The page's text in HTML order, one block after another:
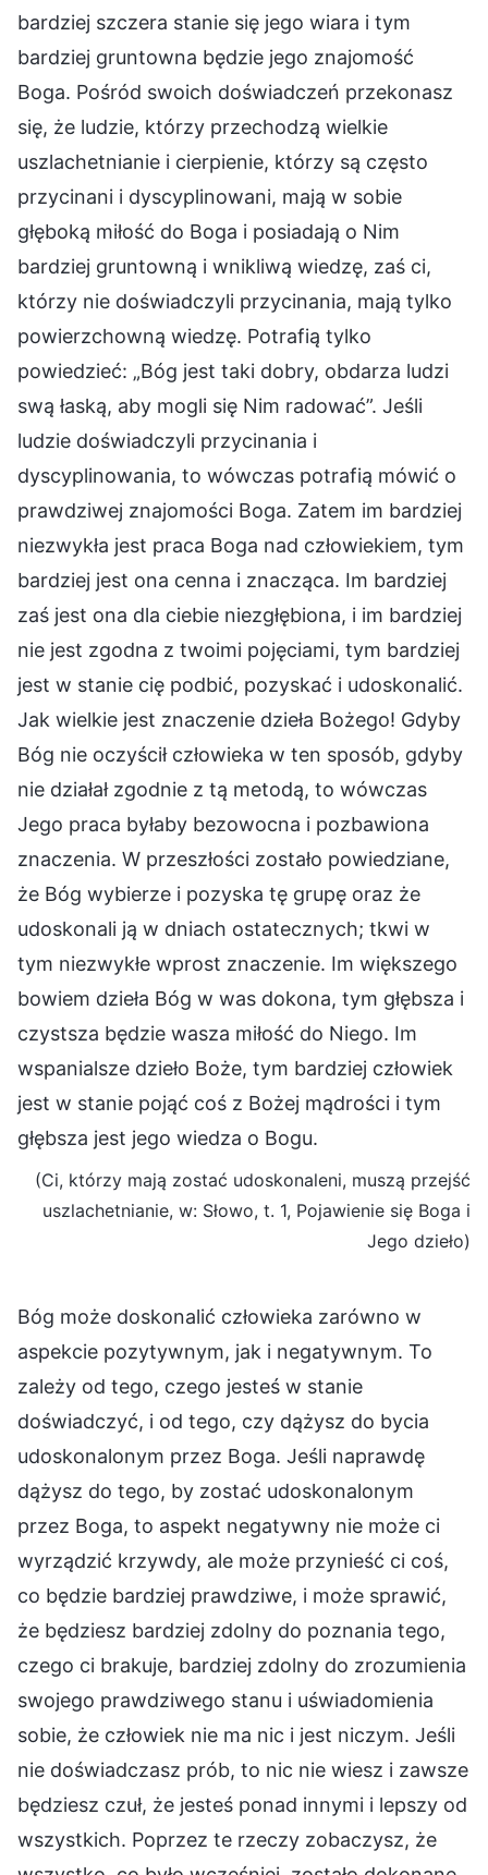
bardziej szczera stanie się jego wiara i tym
bardziej gruntowna będzie jego znajomość
Boga. Pośród swoich doświadczeń przekonasz
się, że ludzie, którzy przechodzą wielkie
uszlachetnianie i cierpienie, którzy są często
przycinani i dyscyplinowani, mają w sobie
głęboką miłość do Boga i posiadają o Nim
bardziej gruntowną i wnikliwą wiedzę, zaś ci,
którzy nie doświadczyli przycinania, mają tylko
powierzchowną wiedzę. Potrafią tylko
powiedzieć: „Bóg jest taki dobry, obdarza ludzi
swą łaską, aby mogli się Nim radować”. Jeśli
ludzie doświadczyli przycinania i
dyscyplinowania, to wówczas potrafią mówić o
prawdziwej znajomości Boga. Zatem im bardziej
niezwykła jest praca Boga nad człowiekiem, tym
bardziej jest ona cenna i znacząca. Im bardziej
zaś jest ona dla ciebie niezgłębiona, i im bardziej
nie jest zgodna z twoimi pojęciami, tym bardziej
jest w stanie cię podbić, pozyskać i udoskonalić.
Jak wielkie jest znaczenie dzieła Bożego! Gdyby
Bóg nie oczyścił człowieka w ten sposób, gdyby
nie działał zgodnie z tą metodą, to wówczas
Jego praca byłaby bezowocna i pozbawiona
znaczenia. W przeszłości zostało powiedziane,
że Bóg wybierze i pozyska tę grupę oraz że
udoskonali ją w dniach ostatecznych; tkwi w
tym niezwykłe wprost znaczenie. Im większego
bowiem dzieła Bóg w was dokona, tym głębsza i
czystsza będzie wasza miłość do Niego. Im
wspanialsze dzieło Boże, tym bardziej człowiek
jest w stanie pojąć coś z Bożej mądrości i tym
głębsza jest jego wiedza o Bogu.
(Ci, którzy mają zostać udoskonaleni, muszą przejść
uszlachetnianie, w: Słowo, t. 1, Pojawienie się Boga i
Jego dzieło)
Bóg może doskonalić człowieka zarówno w
aspekcie pozytywnym, jak i negatywnym. To
zależy od tego, czego jesteś w stanie
doświadczyć, i od tego, czy dążysz do bycia
udoskonalonym przez Boga. Jeśli naprawdę
dążysz do tego, by zostać udoskonalonym
przez Boga, to aspekt negatywny nie może ci
wyrządzić krzywdy, ale może przynieść ci coś,
co będzie bardziej prawdziwe, i może sprawić,
że będziesz bardziej zdolny do poznania tego,
czego ci brakuje, bardziej zdolny do zrozumienia
swojego prawdziwego stanu i uświadomienia
sobie, że człowiek nie ma nic i jest niczym. Jeśli
nie doświadczasz prób, to nic nie wiesz i zawsze
będziesz czuł, że jesteś ponad innymi i lepszy od
wszystkich. Poprzez te rzeczy zobaczysz, że